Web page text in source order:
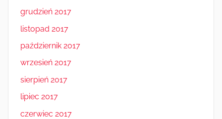
grudzień 2017
listopad 2017
październik 2017
wrzesień 2017
sierpień 2017
lipiec 2017
czerwiec 2017